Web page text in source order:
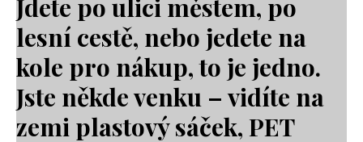
Jdete po ulici městem, po
lesní cestě, nebo jedete na
kole pro nákup, to je jedno.
Jste někde venku – vidíte na
zemi plastový sáček, PET